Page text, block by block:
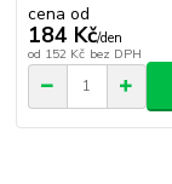
cena od
184 Kč/den
od 152 Kč bez DPH